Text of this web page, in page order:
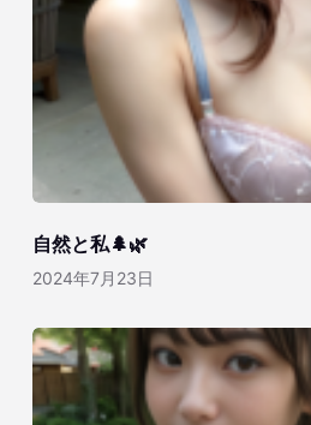
自然と私🌲🌿
2024年7月23日